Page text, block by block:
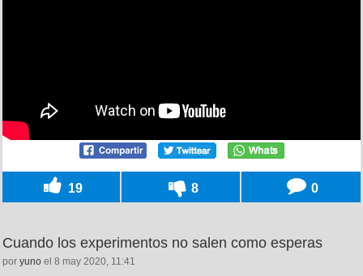
19 8 0
Cuando los experimentos no salen como esperas
por yuno el 8 may 2020, 11:41